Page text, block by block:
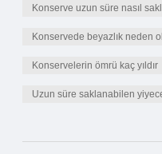
Konserve uzun süre nasıl
Konservede beyazlık neden
Konservelerin ömrü kaç yıldır
Uzun süre saklanabilen